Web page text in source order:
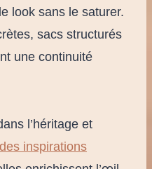
look sans le saturer.
sacs structurés
une continuité
l’héritage et
des inspirations